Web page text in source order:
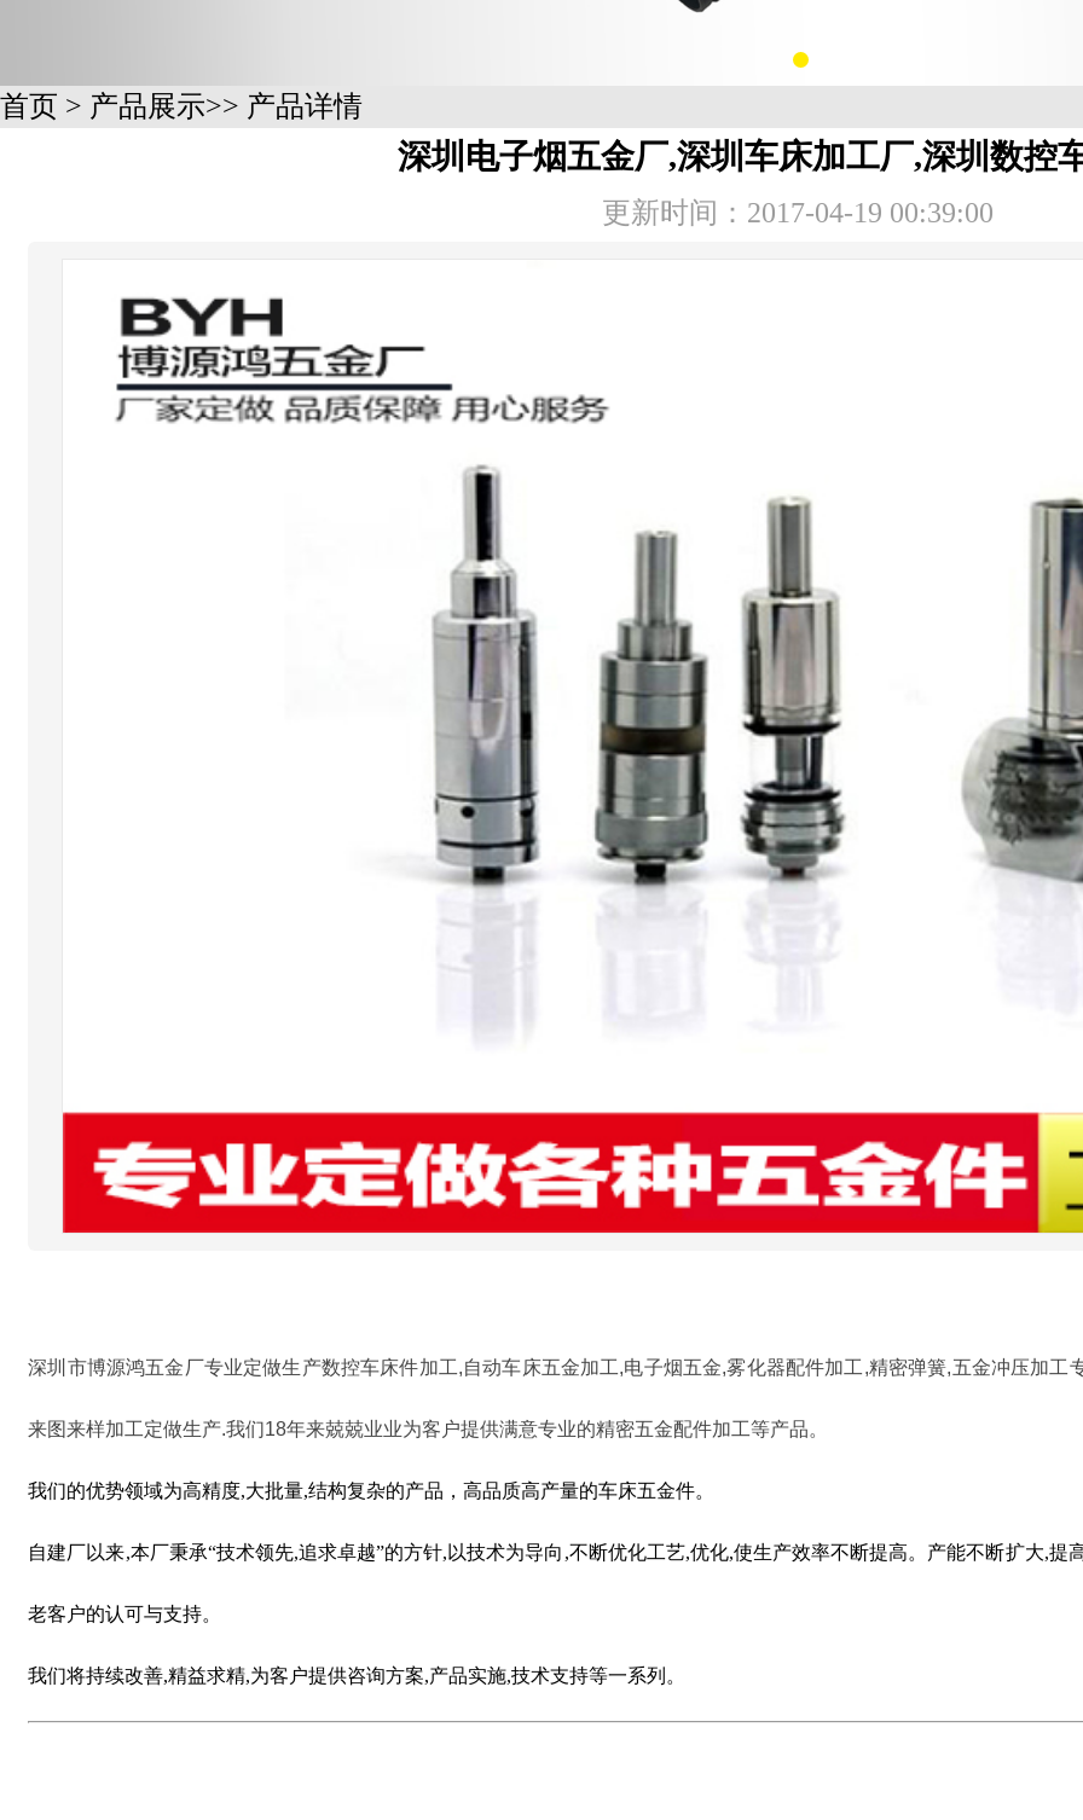
首页 > 产品展示>> 产品详情
深圳电子烟五金厂,深圳车床加工厂,深圳数控
更新时间：2017-04-19 00:39:00
深圳市博源鸿五金厂专业定做生产数控车床件加工,自动车床五金加工,电子烟五金,雾化器配件加工,精密弹簧,五金冲压加工
来图来样加工定做生产.我们18年来兢兢业业为客户提供满意专业的精密五金配件加工等产品。
我们的优势领域为高精度,大批量,结构复杂的产品，高品质高产量的车床五金件。
自建厂以来,本厂秉承“技术领先,追求卓越”的方针, 以技术为导向 ,不断优化工艺,优化,使生产效率不断提高。产能不断扩大,提
老客户的认可与支持。
我们将持续改善,精益求精,为客户提供咨询方案,产品实施,技术支持等一系列 。